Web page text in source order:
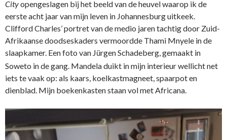
Cityopengeslagen bij het beeld van de heuvel waarop ik de
eerste acht jaar van mijn leven in Johannesburg uitkeek.
Clifford Charles’ portret van de medio jaren tachtig door Zuid-
Afrikaanse doodseskaders vermoordde Thami Mnyele in de
slaapkamer. Een foto van Jürgen Schadeberg, gemaakt in
Soweto in de gang. Mandela duikt in mijn interieur wellicht net
iets te vaak op: als kaars, koelkastmagneet, spaarpot en
dienblad. Mijn boekenkasten staan vol met Africana.